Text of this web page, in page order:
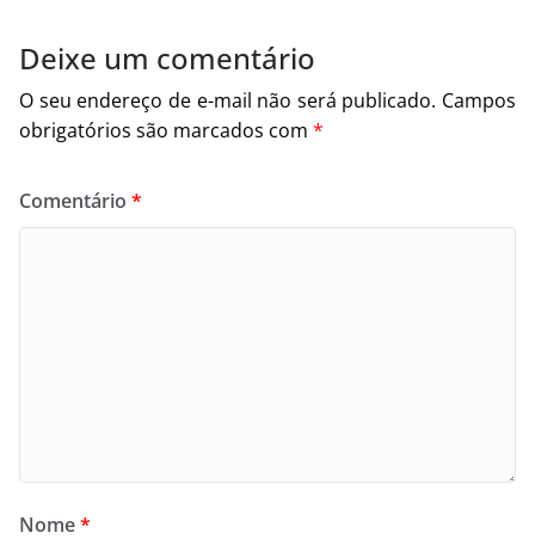
Deixe um comentário
O seu endereço de e-mail não será publicado. Campos
obrigatórios são marcados com *
Comentário *
Nome*